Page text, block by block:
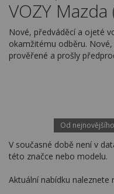
Kontakty
VOZY Mazda
Nové, předváděcí a ojeté
okamžitému odběru.
prověřené a prošly
Od nejnovějšího
V současné době není v
této značce nebo modelu.
Aktuální nabídku naleznete